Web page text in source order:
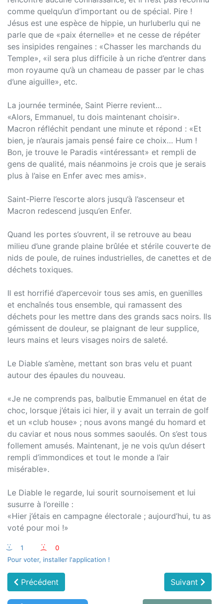
comme quelqu’un d’important ou de spécial. Pire !
Jésus est une espèce de hippie, un hurluberlu qui ne
parle que de «paix éternelle» et ne cesse de répéter
ses insipides rengaines : «Chasser les marchands du
Temple», «il sera plus difficile à un riche d’entrer dans
mon royaume qu’à un chameau de passer par le chas
d’une aiguille», etc.
La journée terminée, Saint Pierre revient…
«Alors, Emmanuel, tu dois maintenant choisir».
Macron réfléchit pendant une minute et répond : «Et
bien, je n’aurais jamais pensé faire ce choix… Hum !
Bon, je trouve le Paradis «intéressant» et rempli de
gens de qualité, mais néanmoins je crois que je serais
plus à l’aise en Enfer avec mes amis».
Saint-Pierre l’escorte alors jusqu’à l’ascenseur et
Macron redescend jusqu’en Enfer.
Quand les portes s’ouvrent, il se retrouve au beau
milieu d’une grande plaine brûlée et stérile couverte de
nids de poule, de ruines industrielles, de canettes et de
déchets toxiques.
Il est horrifié d’apercevoir tous ses amis, en guenilles
et enchaînés tous ensemble, qui ramassent des
déchets pour les mettre dans des grands sacs noirs. Ils
gémissent de douleur, se plaignant de leur supplice,
leurs mains et leurs visages noirs de saleté.
Le Diable s’amène, mettant son bras velu et puant
autour des épaules du nouveau.
«Je ne comprends pas, balbutie Emmanuel en état de
choc, lorsque j’étais ici hier, il y avait un terrain de golf
et un «club house» ; nous avons mangé du homard et
du caviar et nous nous sommes saoulés. On s’est tous
follement amusés. Maintenant, je ne vois qu’un désert
rempli d’immondices et tout le monde a l’air
misérable».
Le Diable le regarde, lui sourit sournoisement et lui
susurre à l’oreille :
«Hier j’étais en campagne électorale ; aujourd’hui, tu as
voté pour moi !»
:-) 1 :-(
0
Pour voter, installer l'application !
Précédent Suivant